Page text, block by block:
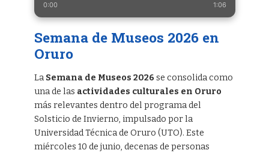
0:00 1:06
Semana de Museos 2026 en
Oruro
La Semana de Museos 2026 se consolida como
una de las actividades culturales en Oruro
más relevantes dentro del programa del
Solsticio de Invierno, impulsado por la
Universidad Técnica de Oruro (UTO). Este
miércoles 10 de junio, decenas de personas